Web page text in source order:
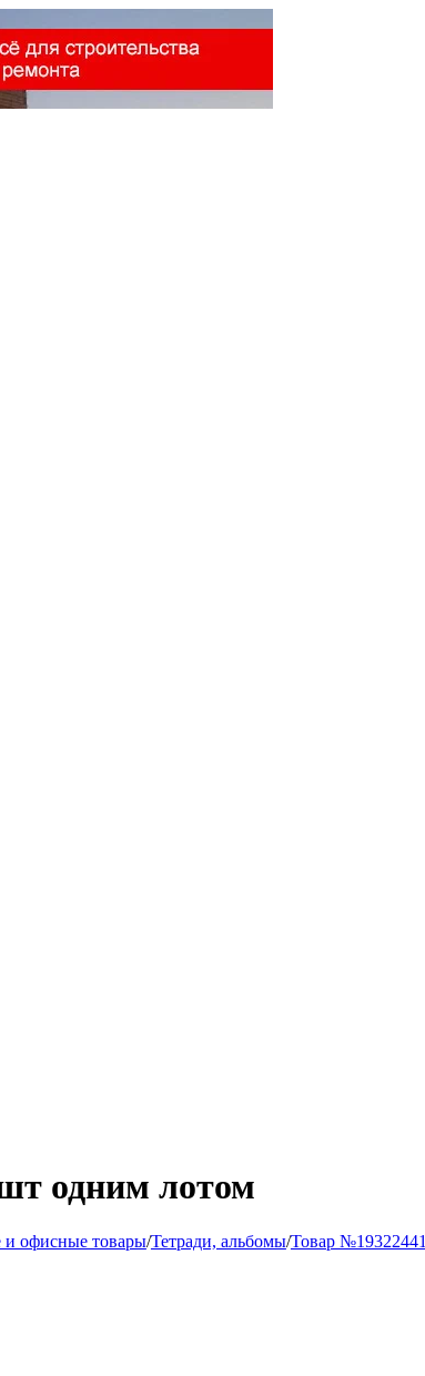
одним лотом
и офисные товары/Тетради, альбомы/Товар №19322441